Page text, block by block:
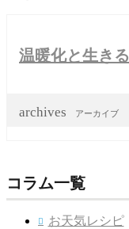
温暖化と生きる
archives アーカイブ
コラム一覧
 お天気レシピ